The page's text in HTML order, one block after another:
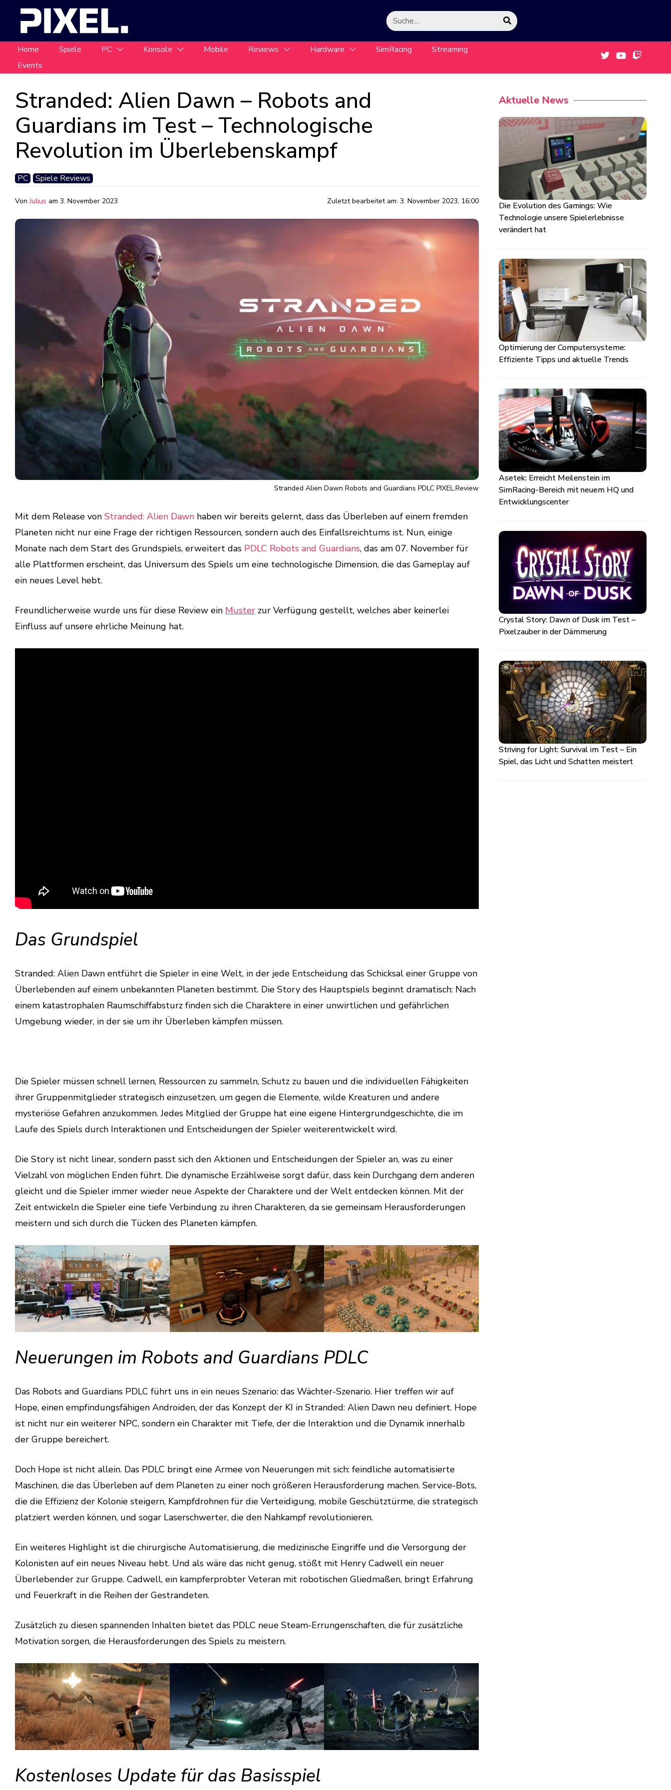
Home Spiele PC Konsole Mobile Reviews Hardware SimRacing
Streaming
Events
Stranded: Alien Dawn – Robots and
Guardians im Test – Technologische
Revolution im Überlebenskampf
PC Spiele Reviews
VonJulius am 3. November 2023 Zuletzt bearbeitet am: 3. November 2023, 16:00
Stranded Alien Dawn Robots and Guardians PDLC PIXEL.Review
Mit dem Release von Stranded: Alien Dawn haben wir bereits gelernt, dass das Überleben auf einem fremden
Planeten nicht nur eine Frage der richtigen Ressourcen, sondern auch des Einfallsreichtums ist. Nun, einige
Monate nach dem Start des Grundspiels, erweitert das PDLC Robots and Guardians, das am 07. November für
alle Plattformen erscheint, das Universum des Spiels um eine technologische Dimension, die das Gameplay auf
ein neues Level hebt.
Freundlicherweise wurde uns für diese Review ein Muster zur Verfügung gestellt, welches aber keinerlei
Einfluss auf unsere ehrliche Meinung hat.
Das Grundspiel
Stranded: Alien Dawn entführt die Spieler in eine Welt, in der jede Entscheidung das Schicksal einer Gruppe von
Überlebenden auf einem unbekannten Planeten bestimmt. Die Story des Hauptspiels beginnt dramatisch: Nach
einem katastrophalen Raumschiffabsturz finden sich die Charaktere in einer unwirtlichen und gefährlichen
Umgebung wieder, in der sie um ihr Überleben kämpfen müssen.
Die Spieler müssen schnell lernen, Ressourcen zu sammeln, Schutz zu bauen und die individuellen Fähigkeiten
ihrer Gruppenmitglieder strategisch einzusetzen, um gegen die Elemente, wilde Kreaturen und andere
mysteriöse Gefahren anzukommen. Jedes Mitglied der Gruppe hat eine eigene Hintergrundgeschichte, die im
Laufe des Spiels durch Interaktionen und Entscheidungen der Spieler weiterentwickelt wird.
Die Story ist nicht linear, sondern passt sich den Aktionen und Entscheidungen der Spieler an, was zu einer
Vielzahl von möglichen Enden führt. Die dynamische Erzählweise sorgt dafür, dass kein Durchgang dem anderen
gleicht und die Spieler immer wieder neue Aspekte der Charaktere und der Welt entdecken können. Mit der
Zeit entwickeln die Spieler eine tiefe Verbindung zu ihren Charakteren, da sie gemeinsam Herausforderungen
meistern und sich durch die Tücken des Planeten kämpfen.
Neuerungen im Robots and Guardians PDLC
Das Robots and Guardians PDLC führt uns in ein neues Szenario: das Wächter-Szenario. Hier treffen wir auf
Hope, einen empfindungsfähigen Androiden, der das Konzept der KI in Stranded: Alien Dawn neu definiert. Hope
ist nicht nur ein weiterer NPC, sondern ein Charakter mit Tiefe, der die Interaktion und die Dynamik innerhalb
der Gruppe bereichert.
Doch Hope ist nicht allein. Das PDLC bringt eine Armee von Neuerungen mit sich: feindliche automatisierte
Maschinen, die das Überleben auf dem Planeten zu einer noch größeren Herausforderung machen. Service-Bots,
die die Effizienz der Kolonie steigern, Kampfdrohnen für die Verteidigung, mobile Geschütztürme, die strategisch
platziert werden können, und sogar Laserschwerter, die den Nahkampf revolutionieren.
Ein weiteres Highlight ist die chirurgische Automatisierung, die medizinische Eingriffe und die Versorgung der
Kolonisten auf ein neues Niveau hebt. Und als wäre das nicht genug, stößt mit Henry Cadwell ein neuer
Überlebender zur Gruppe. Cadwell, ein kampferprobter Veteran mit robotischen Gliedmaßen, bringt Erfahrung
und Feuerkraft in die Reihen der Gestrandeten.
Zusätzlich zu diesen spannenden Inhalten bietet das PDLC neue Steam-Errungenschaften, die für zusätzliche
Motivation sorgen, die Herausforderungen des Spiels zu meistern.
Kostenloses Update für das Basisspiel
Aktuelle News
Die Evolution des Gamings: Wie
Technologie unsere Spielerlebnisse
verändert hat
Optimierung der Computersysteme:
Effiziente Tipps und aktuelle Trends
Asetek: Erreicht Meilenstein im
SimRacing-Bereich mit neuem HQ und
Entwicklungscenter
Crystal Story: Dawn of Dusk im Test –
Pixelzauber in der Dämmerung
Striving for Light: Survival im Test – Ein
Spiel, das Licht und Schatten meistert